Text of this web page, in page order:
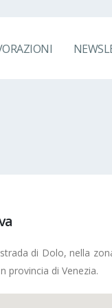
di Dolo, nella
provincia di Venezia.